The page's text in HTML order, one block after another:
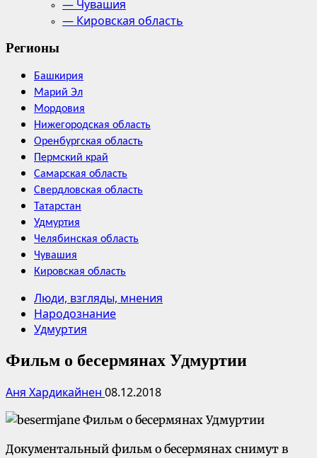
— Чувашия
— Кировская область
Регионы
Башкирия
Марий Эл
Мордовия
Нижегородская область
Оренбургская область
Пермский край
Самарская область
Свердловская область
Татарстан
Удмуртия
Челябинская область
Чувашия
Кировская область
Люди, взгляды, мнения
Народознание
Удмуртия
Фильм о бесермянах Удмуртии
Аня Хардикайнен 08.12.2018
Документальный фильм о бесермянах снимут в